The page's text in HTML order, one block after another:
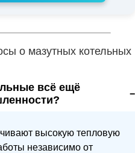
о мазутных котельных
всё ещё
высокую тепловую
независимо от